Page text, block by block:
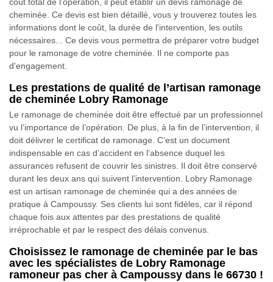
coût total de l'opération, il peut établir un devis ramonage de
cheminée. Ce devis est bien détaillé, vous y trouverez toutes les
informations dont le coût, la durée de l'intervention, les outils
nécessaires... Ce devis vous permettra de préparer votre budget
pour le ramonage de votre cheminée. Il ne comporte pas
d'engagement.
Les prestations de qualité de l’artisan ramonage
de cheminée Lobry Ramonage
Le ramonage de cheminée doit être effectué par un professionnel
vu l’importance de l’opération. De plus, à la fin de l’intervention, il
doit délivrer le certificat de ramonage. C’est un document
indispensable en cas d’accident en l’absence duquel les
assurances refusent de couvrir les sinistres. Il doit être conservé
durant les deux ans qui suivent l’intervention. Lobry Ramonage
est un artisan ramonage de cheminée qui a des années de
pratique à Campoussy. Ses clients lui sont fidèles, car il répond
chaque fois aux attentes par des prestations de qualité
irréprochable et par le respect des délais convenus.
Choisissez le ramonage de cheminée par le bas
avec les spécialistes de Lobry Ramonage
ramoneur pas cher à Campoussy dans le 66730 !